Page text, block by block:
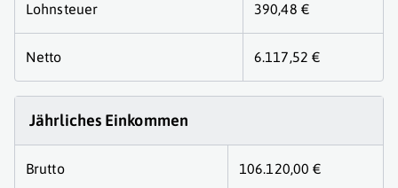
Lohnsteuer 390,48 €
Netto 6.117,52 €
Jährliches Einkommen
Brutto 106.120,00 €